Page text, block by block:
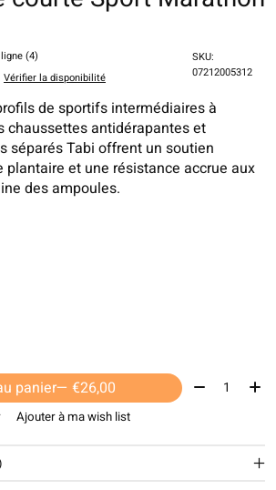
(4)
Vérifier la disponibilité
SKU:
07212005312
de sportifs intermédiaires à
chaussettes antidérapantes et
séparés Tabi offrent un soutien
et une résistance accrue aux
des ampoules.
panier — €26,00 Quantité:
Ajouter à ma wish list